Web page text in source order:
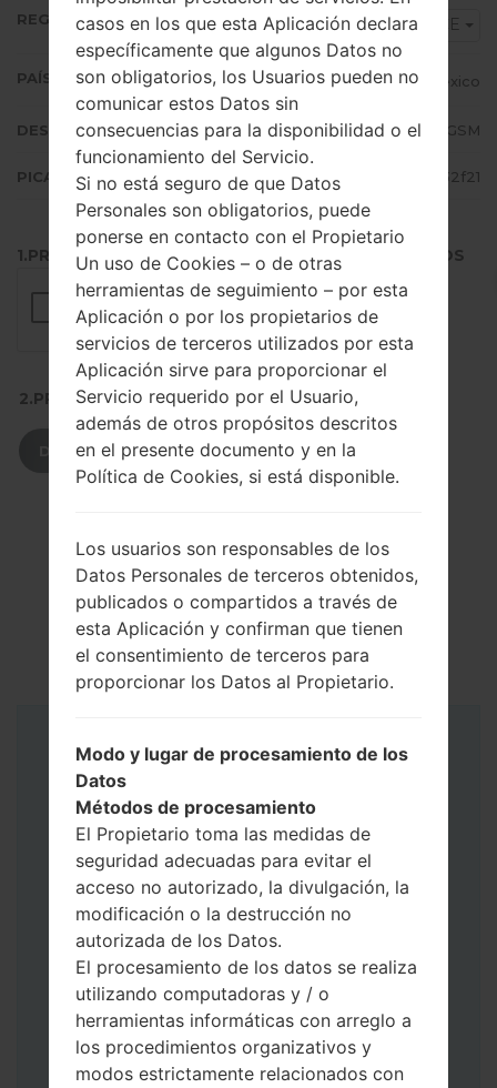
REGIÓN TCE
PAÍS (UN/EL PAÍS) Mexico
DESCRIPCIÓN TELCEL GSM
PICADILLO d9f943f5e568cfd572244fa3f1832f21
1.PRESIONE EL BOTÓN PARA CARGAR LOS ARCHIVOS
2.PRESIONE PARA DESCARGAR
DESCARGAR
Instrucciones
casos en los que esta Aplicación declara
específicamente que algunos Datos no
son obligatorios, los Usuarios pueden no
comunicar estos Datos sin
consecuencias para la disponibilidad o el
funcionamiento del Servicio.
Si no está seguro de que Datos
Personales son obligatorios, puede
ponerse en contacto con el Propietario
Un uso de Cookies – o de otras
herramientas de seguimiento – por esta
Aplicación o por los propietarios de
servicios de terceros utilizados por esta
Aplicación sirve para proporcionar el
Servicio requerido por el Usuario,
además de otros propósitos descritos
en el presente documento y en la
Política de Cookies, si está disponible.
Los usuarios son responsables de los
Datos Personales de terceros obtenidos,
publicados o compartidos a través de
esta Aplicación y confirman que tienen
el consentimiento de terceros para
proporcionar los Datos al Propietario.
Modo y lugar de procesamiento de los
Datos
Métodos de procesamiento
El Propietario toma las medidas de
seguridad adecuadas para evitar el
acceso no autorizado, la divulgación, la
modificación o la destrucción no
autorizada de los Datos.
El procesamiento de los datos se realiza
utilizando computadoras y / o
herramientas informáticas con arreglo a
los procedimientos organizativos y
modos estrictamente relacionados con